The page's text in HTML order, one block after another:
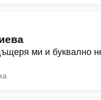
ми и буквално